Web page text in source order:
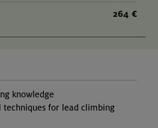
264 €
knowledge
for lead climbing